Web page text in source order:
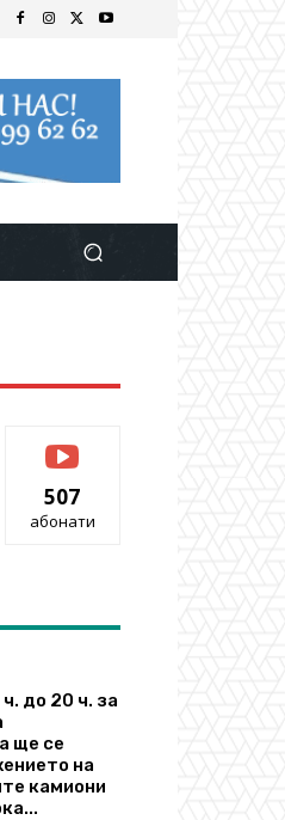
507
абонати
до 20 ч. за
ще се
на
камиони